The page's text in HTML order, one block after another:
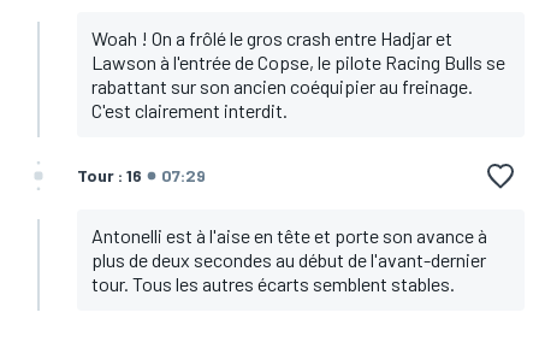
Woah ! On a frôlé le gros crash entre Hadjar et
Lawson à l'entrée de Copse, le pilote Racing Bulls se
rabattant sur son ancien coéquipier au freinage.
C'est clairement interdit.
Tour : 16 07:29
Antonelli est à l'aise en tête et porte son avance à
plus de deux secondes au début de l'avant-dernier
tour. Tous les autres écarts semblent stables.